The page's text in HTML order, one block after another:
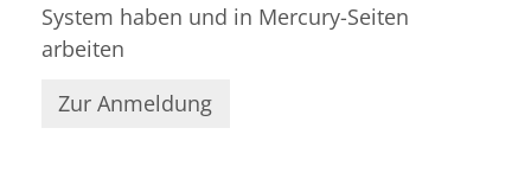
System haben und in Mercury-Seiten
arbeiten
Zur Anmeldung